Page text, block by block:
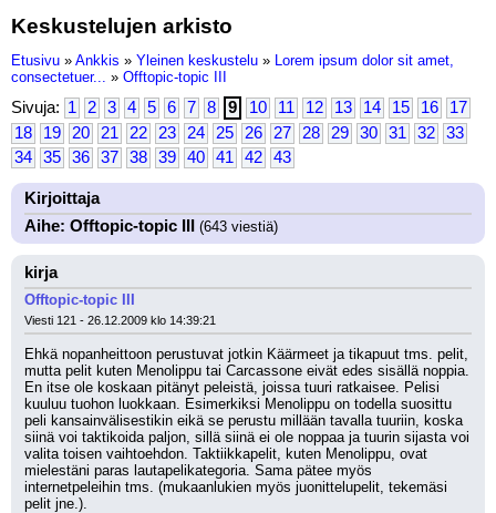
Keskustelujen arkisto
Etusivu » Ankkis » Yleinen keskustelu » Lorem ipsum dolor sit amet,
consectetuer... » Offtopic-topic III
Sivuja: 1 2 3 4 5 6 7 8 9 10 11 12 13 14 15 16
17
18
19 20 21 22 23 24 25 26 27 28 29 30 31 32
33
34
35 36 37 38 39 40 41 42 43
Kirjoittaja
Aihe: Offtopic-topic III
(643 viestiä)
kirja
Offtopic-topic III
Viesti 121 - 26.12.2009 klo 14:39:21
Ehkä nopanheittoon perustuvat jotkin Käärmeet ja tikapuut tms. pelit,
mutta pelit kuten Menolippu tai Carcassone eivät edes sisällä noppia.
En itse ole koskaan pitänyt peleistä, joissa tuuri ratkaisee. Pelisi
kuuluu tuohon luokkaan. Esimerkiksi Menolippu on todella suosittu
peli kansainvälisestikin eikä se perustu millään tavalla tuuriin, koska
siinä voi taktikoida paljon, sillä siinä ei ole noppaa ja tuurin sijasta voi
valita toisen vaihtoehdon. Taktiikkapelit, kuten Menolippu, ovat
mielestäni paras lautapelikategoria. Sama pätee myös
internetpeleihin tms. (mukaanlukien myös juonittelupelit, tekemäsi
pelit jne.).